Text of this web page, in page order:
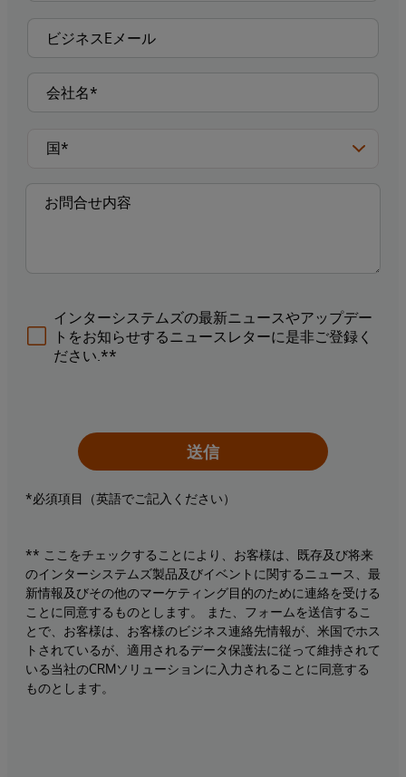
インターシステムズの最新ニュースやアップデー
トをお知らせするニュースレターに是非ご登録く
ださい.**
送信
*必須項目（英語でご記入ください）
** ここをチェックすることにより、お客様は、既存及び将来
のインターシステムズ製品及びイベントに関するニュース、最
新情報及びその他のマーケティング目的のために連絡を受ける
ことに同意するものとします。 また、フォームを送信するこ
とで、お客様は、お客様のビジネス連絡先情報が、米国でホス
トされているが、適用されるデータ保護法に従って維持されて
いる当社のCRMソリューションに入力されることに同意する
ものとします。